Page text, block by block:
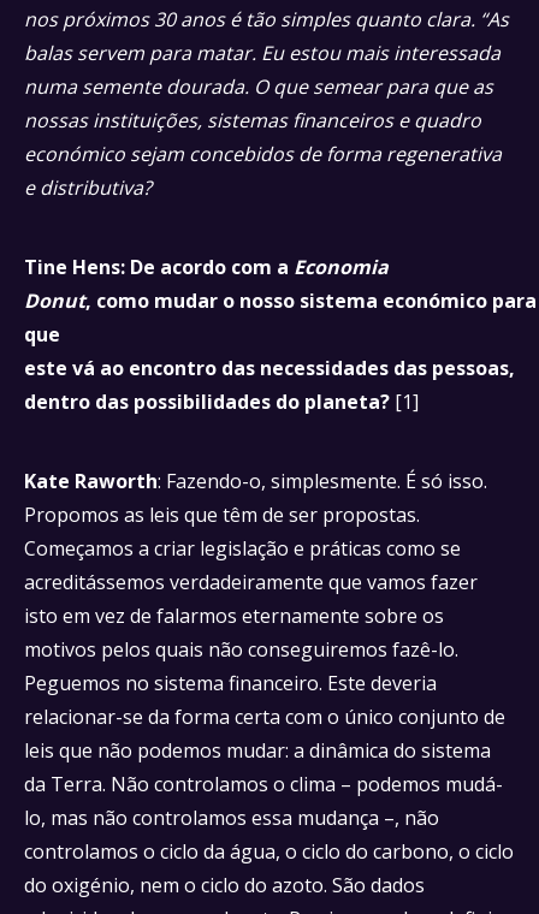
nos próximos 30 anos é tão simples quanto clara. “As
balas servem para matar. Eu estou mais interessada
numa semente dourada. O que semear para que as
nossas instituições, sistemas financeiros e quadro
económico sejam concebidos de forma regenerativa
e distributiva?
Tine Hens: De acordo com a Economia
Donut, como mudar o nosso sistema económico para
que
este vá ao encontro das necessidades das pessoas,
dentro das possibilidades do planeta? [1]
Kate Raworth: Fazendo-o, simplesmente. É só isso.
Propomos as leis que têm de ser propostas.
Começamos a criar legislação e práticas como se
acreditássemos verdadeiramente que vamos fazer
isto em vez de falarmos eternamente sobre os
motivos pelos quais não conseguiremos fazê-lo.
Peguemos no sistema financeiro. Este deveria
relacionar-se da forma certa com o único conjunto de
leis que não podemos mudar: a dinâmica do sistema
da Terra. Não controlamos o clima – podemos mudá-
lo, mas não controlamos essa mudança –, não
controlamos o ciclo da água, o ciclo do carbono, o ciclo
do oxigénio, nem o ciclo do azoto. São dados